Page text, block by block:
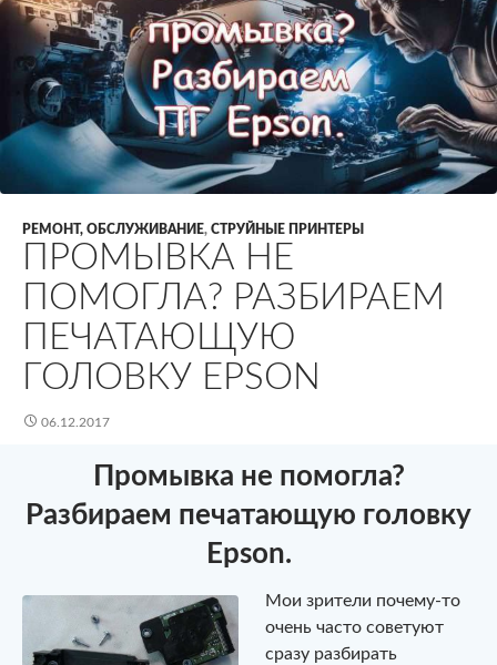
РЕМОНТ, ОБСЛУЖИВАНИЕ, СТРУЙНЫЕ ПРИНТЕРЫ
ПРОМЫВКА НЕ
ПОМОГЛА? РАЗБИРАЕМ
ПЕЧАТАЮЩУЮ
ГОЛОВКУ EPSON
06.12.2017
Промывка не помогла?
Разбираем печатающую головку
Epson.
Мои зрители почему-то
очень часто советуют
сразу разбирать